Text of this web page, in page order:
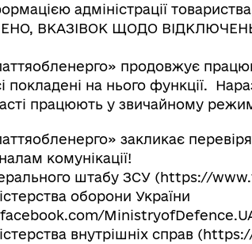
адміністрації
ВКАЗІВОК ЩОДО ВІДКЛЮЧЕНЬ
продовжує
покладені на нього функції.
працюють у звичайному
закликає
комунікації!
штабу ЗСУ (https://
оборони України
внутрішніх справ